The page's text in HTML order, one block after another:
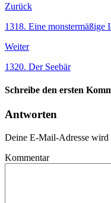
Zurück
1318. Eine monstermäßige
Weiter
1320. Der Seebär
Schreibe den ersten
Antworten
Deine E-Mail-Adresse
Kommentar